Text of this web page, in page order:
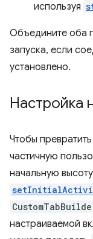
используя
Объедините оба
запуска, если
установлено.
Настройка
Чтобы
частичную
начальную
настраиваемой